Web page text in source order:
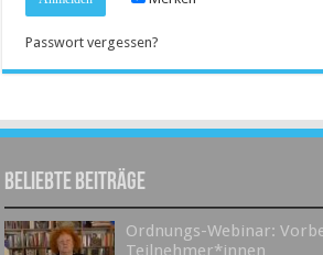
Passwort vergessen?
Beliebte Beiträge
Ordnungs-Webinar:
Teilnehmer*innen